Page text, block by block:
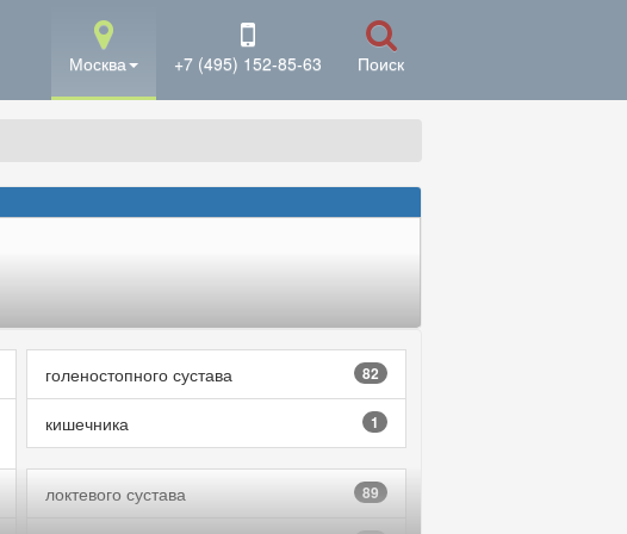
Москва +7 (495) 152-85-63 Поиск
голеностопного сустава 82
кишечника 1
локтевого сустава 89